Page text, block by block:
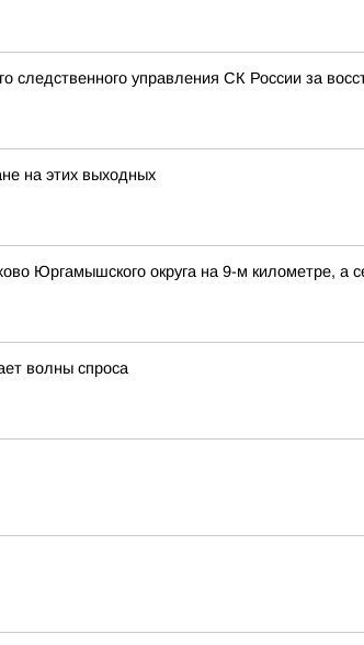
следственного управления СК России за
на этих выходных
Юргамышского округа на 9-м километре,
волны спроса